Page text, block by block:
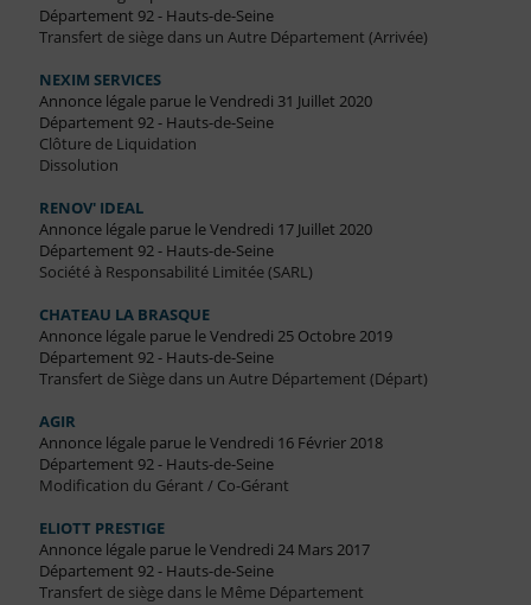
Département 92 - Hauts-de-Seine
Transfert de siège dans un Autre Département (Arrivée)
NEXIM SERVICES
Annonce légale parue le Vendredi 31 Juillet 2020
Département 92 - Hauts-de-Seine
Clôture de Liquidation
Dissolution
RENOV' IDEAL
Annonce légale parue le Vendredi 17 Juillet 2020
Département 92 - Hauts-de-Seine
Société à Responsabilité Limitée (SARL)
CHATEAU LA BRASQUE
Annonce légale parue le Vendredi 25 Octobre 2019
Département 92 - Hauts-de-Seine
Transfert de Siège dans un Autre Département (Départ)
AGIR
Annonce légale parue le Vendredi 16 Février 2018
Département 92 - Hauts-de-Seine
Modification du Gérant / Co-Gérant
ELIOTT PRESTIGE
Annonce légale parue le Vendredi 24 Mars 2017
Département 92 - Hauts-de-Seine
Transfert de siège dans le Même Département